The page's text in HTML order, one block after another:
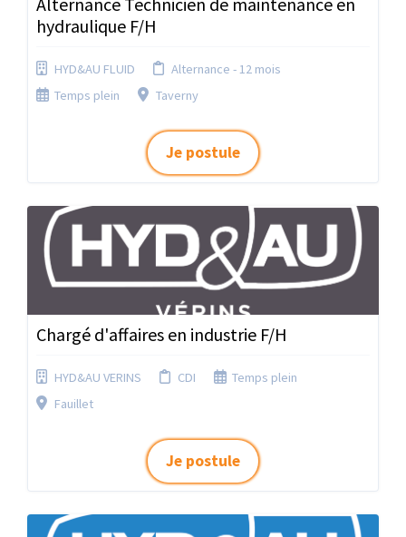
hydraulique F/H
HYD&AU FLUID
Alternance - 12 mois
Temps plein
Taverny
Je postule
Chargé d'affaires en industrie F/H
HYD&AU VERINS CDI
Temps plein
Fauillet
Je postule